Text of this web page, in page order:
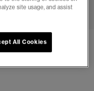
relajado
site usage, and assist
All Cookies